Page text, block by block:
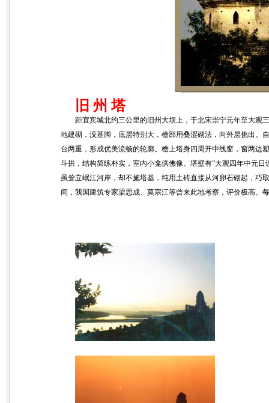
旧 州 塔
距宜宾城北约三公里的旧州大坝上，于北宋崇宁元年至大观三
地建砌，没基脚，底层特别大，檐部用叠涩砌法，向外层挑出。
台两重，形成优美流畅的轮廓。檐上塔身四周开中线窗，窗两边
斗拱，结构简练朴实，室内小龛供佛像。塔壁有“大观四年中元
虽耸立岷江河岸，却不施塔基，纯用土砖直接从河卵石砌起，巧
间，我国建筑专家梁思成、莫宗江等曾来此地考察，评价极高。